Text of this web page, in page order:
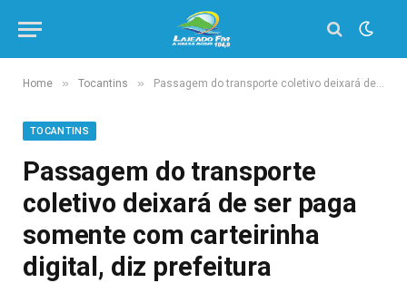
Home » Tocantins » Passagem do transporte coletivo deixará de ser paga somente com carteirinha digital, diz prefeitura
TOCANTINS
Passagem do transporte
coletivo deixará de ser paga
somente com carteirinha
digital, diz prefeitura